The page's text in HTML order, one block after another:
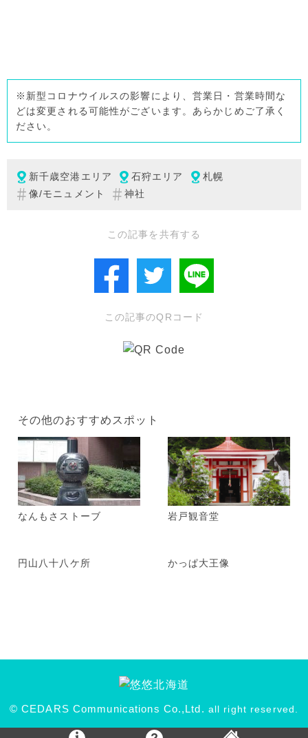
※新型コロナウイルスの影響により、営業日・営業時間な
どは変更される可能性がございます。あらかじめご了承く
ださい。
新千歳空港エリア 石狩エリア
札幌
像/モニュメント
神社
この記事を共有する
この記事のQRコード
その他のおすすめスポット
なんもさストーブ 岩戸観音堂
円山八十八ケ所 かっぱ大王像
© CEDARS Communications Co.,Ltd. all right reserved.